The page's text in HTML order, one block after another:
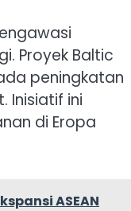
Proyek Baltic
peningkatan
Inisiatif ini
di Eropa
ASEAN